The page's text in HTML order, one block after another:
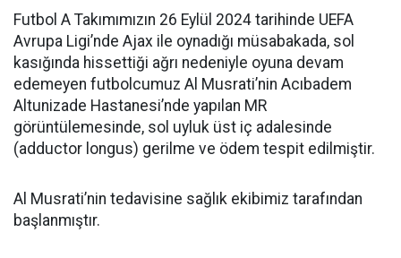
Futbol A Takımımızın 26 Eylül 2024 tarihinde UEFA
Avrupa Ligi’nde Ajax ile oynadığı müsabakada, sol
kasığında hissettiği ağrı nedeniyle oyuna devam
edemeyen futbolcumuz Al Musrati’nin Acıbadem
Altunizade Hastanesi’nde yapılan MR
görüntülemesinde, sol uyluk üst iç adalesinde
(adductor longus) gerilme ve ödem tespit edilmiştir.
Al Musrati’nin tedavisine sağlık ekibimiz tarafından
başlanmıştır.